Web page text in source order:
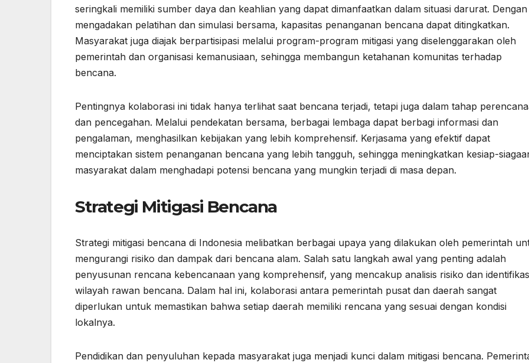
seringkali memiliki sumber daya dan keahlian yang dapat dimanfaatkan dalam situasi darurat. Dengan
mengadakan pelatihan dan simulasi bersama, kapasitas penanganan bencana dapat ditingkatkan.
Masyarakat juga diajak berpartisipasi melalui program-program mitigasi yang diselenggarakan oleh
pemerintah dan organisasi kemanusiaan, sehingga membangun ketahanan komunitas terhadap
bencana.
Pentingnya kolaborasi ini tidak hanya terlihat saat bencana terjadi, tetapi juga dalam tahap
dan pencegahan. Melalui pendekatan bersama, berbagai lembaga dapat berbagi informasi dan
pengalaman, menghasilkan kebijakan yang lebih komprehensif. Kerjasama yang efektif dapat
menciptakan sistem penanganan bencana yang lebih tangguh, sehingga meningkatkan kesiap-
masyarakat dalam menghadapi potensi bencana yang mungkin terjadi di masa depan.
Strategi Mitigasi Bencana
Strategi mitigasi bencana di Indonesia melibatkan berbagai upaya yang dilakukan oleh pemerintah
mengurangi risiko dan dampak dari bencana alam. Salah satu langkah awal yang penting adalah
penyusunan rencana kebencanaan yang komprehensif, yang mencakup analisis risiko dan
wilayah rawan bencana. Dalam hal ini, kolaborasi antara pemerintah pusat dan daerah sangat
diperlukan untuk memastikan bahwa setiap daerah memiliki rencana yang sesuai dengan kondisi
lokalnya.
Pendidikan dan penyuluhan kepada masyarakat juga menjadi kunci dalam mitigasi bencana.